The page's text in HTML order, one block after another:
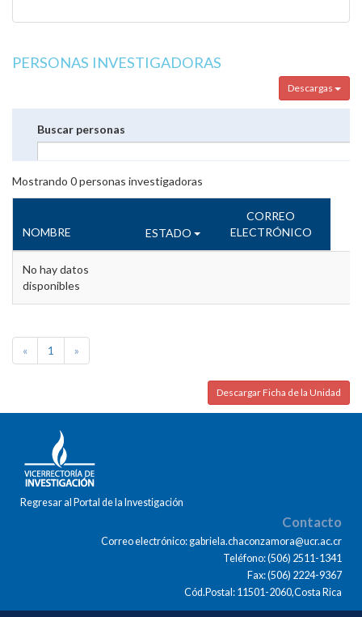
PERSONAS INVESTIGADORAS
Descargas
Buscar personas
Mostrando 0personas investigadoras
NOMBRE ESTADO
CORREO
ELECTRÓNICO
No hay datos
disponibles
« 1 »
Descargar Ficha de la Unidad
Regresar al Portal de la Investigación
Contacto
Correo electrónico: gabriela.chaconzamora@ucr.ac.cr
Teléfono: (506) 2511-1341
Fax: (506) 2224-9367
Cód.Postal: 11501-2060,Costa Rica